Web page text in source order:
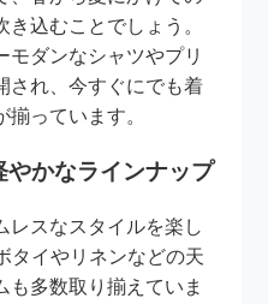
込むことでしょう。
モダンなシャツやプリ
され、今すぐにでも着
っています。
やかなラインナップ
レスなスタイルを楽し
タイやリネンなどの天
も多数取り揃えていま